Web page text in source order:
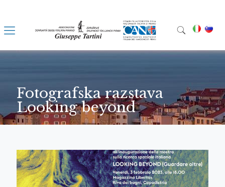
Fotografska razstava
Looking beyond